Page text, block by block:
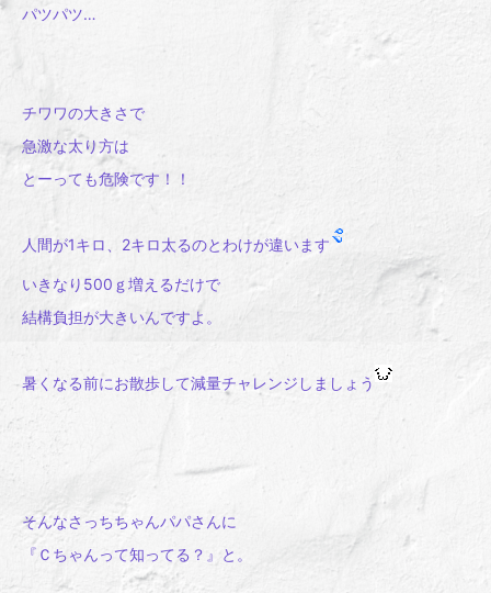
パツパツ…
チワワの大きさで
急激な太り方は
とーっても危険です！！
人間が1キロ、2キロ太るのとわけが違います
いきなり500ｇ増えるだけで
結構負担が大きいんですよ。
暑くなる前にお散歩して減量チャレンジしましょう
そんなさっちちゃんパパさんに
『Ｃちゃんって知ってる？』と。